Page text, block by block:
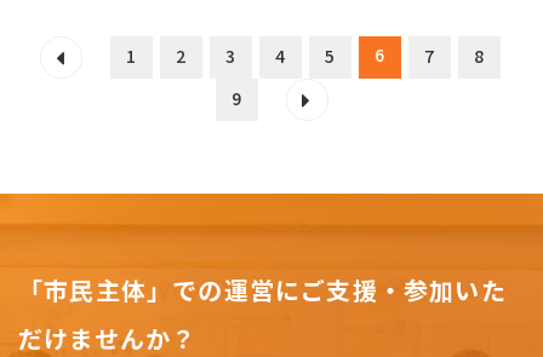
1 2 3 4 5 6 7
8
9
「市民主体」での運営にご支援・参加いた
だけませんか？